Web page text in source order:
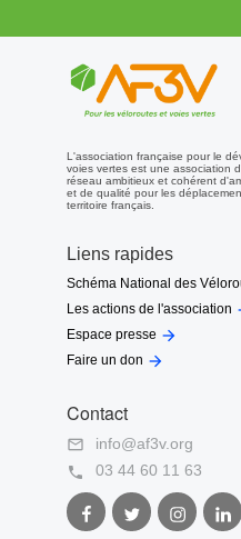
L'association française pour le
voies vertes est une association
réseau ambitieux et cohérent
et de qualité pour les
territoire français.
Liens rapides
Schéma National des
Les actions de l'association
Espace presse 
Faire un don 
Contact

info@af3v.org

03 44 60 11 63
Facebook
AF3V
Twitter
AF3V
Instagram
AF3V